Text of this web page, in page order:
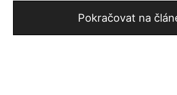
Pokračovat na